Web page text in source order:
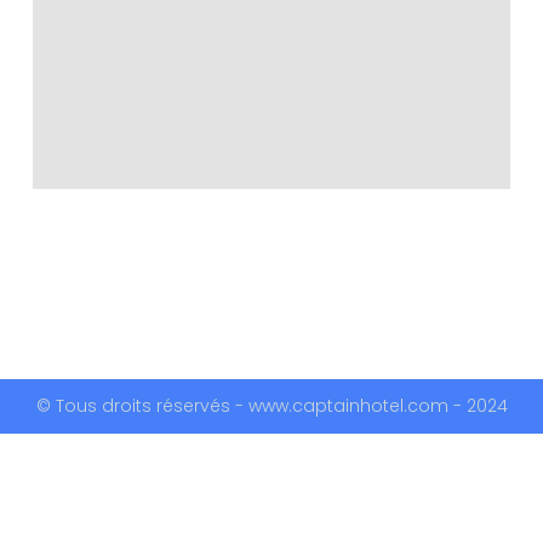
© Tous droits réservés - www.captainhotel.com - 2024